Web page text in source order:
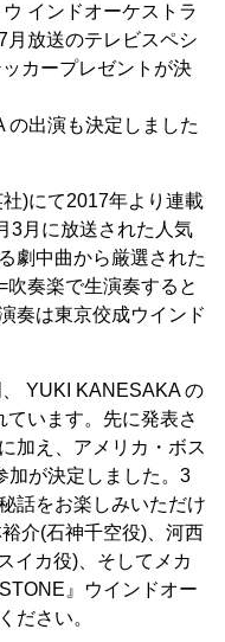
インドオーケストラ
月放送のテレビスペシ
カープレゼントが決
出演も決定しました
)にて2017年より連載
3月に放送された人気
劇中曲から厳選された
奏楽で生演奏すると
奏は東京佼成ウインド
YUKI KANESAKA の
います。先に発表さ
加え、アメリカ・ボス
加が決定しました。3
話をお楽しみいただけ
介(石神千空役)、河西
イカ役)、そしてメカ
』ウインドオー
ださい。